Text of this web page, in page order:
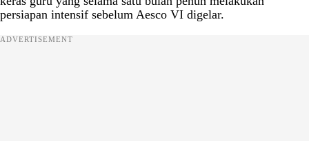
persiapan intensif sebelum Aesco VI digelar.
ADVERTISEMENT